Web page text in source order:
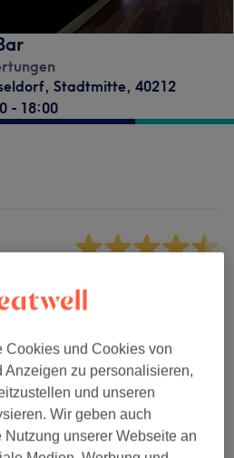
Stadtmitte, 40212
- 18:00
Cookies und Cookies von
Anzeigen zu personalisieren,
und unseren
Wir geben auch
Nutzung unserer Webseite an